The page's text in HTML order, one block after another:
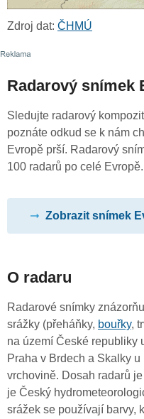
Zdroj dat: ČHMÚ
Radarový snímek
Sledujte radarový
poznáte odkud se k nám
Evropě prší. Radarový
100 radarů po celé Evropě.
Zobrazit snímek
O radaru
Radarové snímky
srážky (přeháňky, bouřky,
na území České republiky
Praha v Brdech a Skalky
vrchovině. Dosah radarů
je Český
srážek se používají barvy,